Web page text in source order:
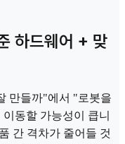
하드웨어 + 맞
만들까"에서 "로봇을
동할 가능성이 큽니
간 격차가 줄어들 것